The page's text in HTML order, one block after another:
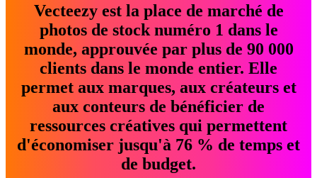
Vecteezy est la place de marché de
photos de stock numéro 1 dans le
monde, approuvée par plus de 90 000
clients dans le monde entier. Elle
permet aux marques, aux créateurs et
aux conteurs de bénéficier de
ressources créatives qui permettent
d'économiser jusqu'à 76 % de temps et
de budget.